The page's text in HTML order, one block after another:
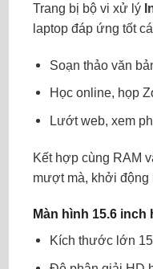
Trang bị bộ vi xử lý
laptop đáp ứng tốt
Soạn thảo văn
Học online, họp
Lướt web, xem
Kết hợp cùng RAM
mượt mà, khởi động
Màn hình 15.6 inch
Kích thước lớn